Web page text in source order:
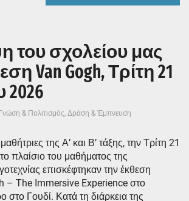
του σχολείου μας
Van Gogh, Τρίτη 21
2026
& Πολιτισμός Δράση & Έμπνευση
της Α’ και Β’ τάξης, την Τρίτη 21
πλαίσιο του μαθήματος της
επισκέφτηκαν την έκθεση
– The Ιmmersive Experience στο
στο Γουδί. Κατά τη διάρκεια της